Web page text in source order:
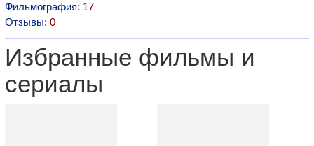
Фильмография: 17
Отзывы: 0
Избранные фильмы и
сериалы